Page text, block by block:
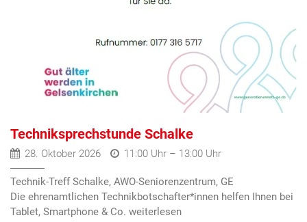
Techniksprechstunde Schalke
28. Oktober 2026 11:00 Uhr – 13:00 Uhr
Technik-Treff Schalke, AWO-Seniorenzentrum, GE
Die ehrenamtlichen Technikbotschafter*innen helfen Ihnen bei
Tablet, Smartphone & Co.